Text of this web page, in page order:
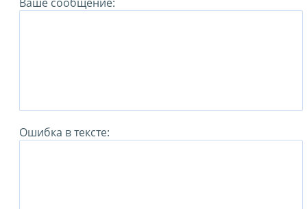
Ошибка в тексте: